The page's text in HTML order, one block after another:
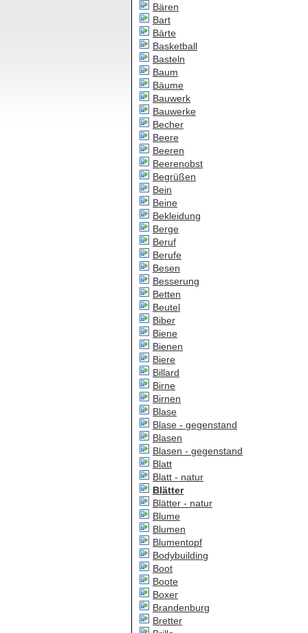
Bären
Bart
Bärte
Basketball
Basteln
Baum
Bäume
Bauwerk
Bauwerke
Becher
Beere
Beeren
Beerenobst
Begrüßen
Bein
Beine
Bekleidung
Berge
Beruf
Berufe
Besen
Besserung
Betten
Beutel
Biber
Biene
Bienen
Biere
Billard
Birne
Birnen
Blase
Blase - gegenstand
Blasen
Blasen - gegenstand
Blatt
Blatt - natur
Blätter
Blätter - natur
Blume
Blumen
Blumentopf
Bodybuilding
Boot
Boote
Boxer
Brandenburg
Bretter